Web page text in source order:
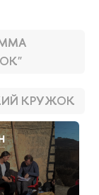
КРУЖОК